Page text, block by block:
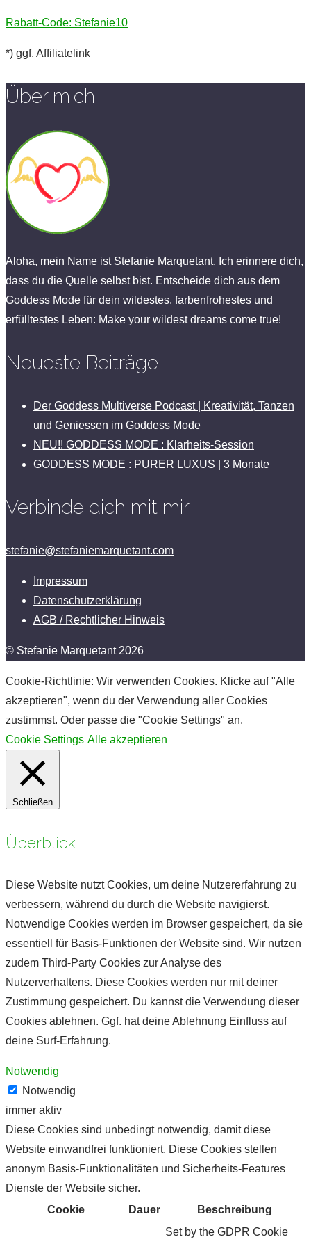
Rabatt-Code: Stefanie10
*) ggf. Affiliatelink
Über mich
Aloha, mein Name ist Stefanie Marquetant. Ich erinnere dich,
dass du die Quelle selbst bist. Entscheide dich aus dem
Goddess Mode für dein wildestes, farbenfrohestes und
erfülltestes Leben: Make your wildest dreams come true!
Neueste Beiträge
Der Goddess Multiverse Podcast | Kreativität, Tanzen
und Geniessen im Goddess Mode
NEU!! GODDESS MODE : Klarheits-Session
GODDESS MODE : PURER LUXUS | 3 Monate
Verbinde dich mit mir!
stefanie@stefaniemarquetant.com
Impressum
Datenschutzerklärung
AGB / Rechtlicher Hinweis
© Stefanie Marquetant 2026
Cookie-Richtlinie: Wir verwenden Cookies. Klicke auf "Alle
akzeptieren", wenn du der Verwendung aller Cookies
zustimmst. Oder passe die "Cookie Settings" an.
Cookie Settings Alle akzeptieren
Schließen
Überblick
Diese Website nutzt Cookies, um deine Nutzererfahrung zu
verbessern, während du durch die Website navigierst.
Notwendige Cookies werden im Browser gespeichert, da sie
essentiell für Basis-Funktionen der Website sind. Wir nutzen
zudem Third-Party Cookies zur Analyse des
Nutzerverhaltens. Diese Cookies werden nur mit deiner
Zustimmung gespeichert. Du kannst die Verwendung dieser
Cookies ablehnen. Ggf. hat deine Ablehnung Einfluss auf
deine Surf-Erfahrung.
Notwendig
Notwendig
immer aktiv
Diese Cookies sind unbedingt notwendig, damit diese
Website einwandfrei funktioniert. Diese Cookies stellen
anonym Basis-Funktionalitäten und Sicherheits-Features
Dienste der Website sicher.
Cookie
Dauer Beschreibung
Set by the GDPR Cookie